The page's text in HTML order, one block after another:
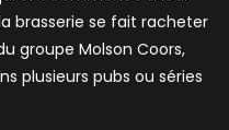
brasserie se fait racheter
groupe Molson Coors,
plusieurs pubs ou séries